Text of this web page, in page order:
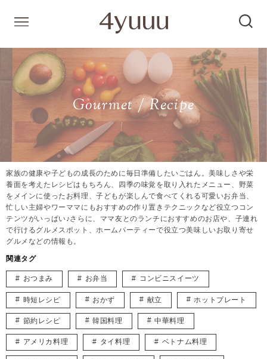
Gourmet / Recipe
家族の健康や子どもの成長のために毎日準備したいごはん。美味しさや栄
養面を考えたレシピはもちろん、四季の味覚を取り入れたメニュー、野菜
をメインに使ったお料理、子どもが楽しんで食べてくれる可愛いお弁当、
忙しい主婦やワーママにもおすすめの作り置きテクニックなど役立つコン
テンツがいっぱい♪さらに、ママ友とのランチにおすすめのお店や、子連れ
で行けるグルメスポット、ホームパーティーで役立つ美味しいお取り寄せ
グルメなどの情報も。
関連タグ
おつまみ お弁当 コンビニスイーツ
時短レシピ おかず 献立 ホットプレート
節約レシピ 韓国料理 中華料理
アメリカ料理 タイ料理 ベトナム料理